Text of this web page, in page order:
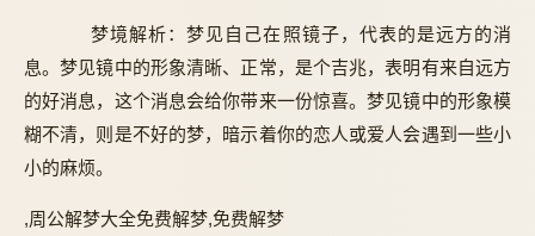
梦境解析：梦见自己在照镜子，代表的是远方的消
息。梦见镜中的形象清晰、正常，是个吉兆，表明有来自远方
的好消息，这个消息会给你带来一份惊喜。梦见镜中的形象模
糊不清，则是不好的梦，暗示着你的恋人或爱人会遇到一些小
小的麻烦。
,周公解梦大全免费解梦,免费解梦